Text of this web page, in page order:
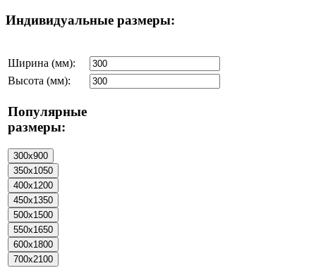
Индивидуальные размеры:
Ширина (мм):
Высота (мм):
Популярные
размеры: